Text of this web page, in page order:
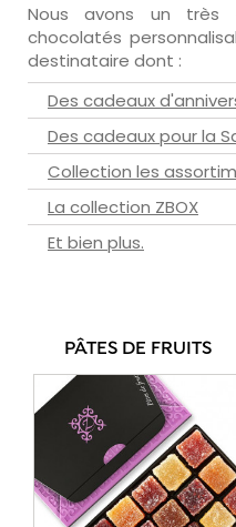
Nous avons un très
chocolatés
destinataire dont :
Des cadeaux
Des cadeaux pour la
Collection les
La collection ZBOX
Et bien plus.
PÂTES DE FRUITS